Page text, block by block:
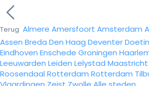
Terug Almere Amersfoort Amsterdam
Assen Breda Den Haag Deventer
Eindhoven Enschede Groningen
Leeuwarden Leiden Lelystad Maastricht
Roosendaal Rotterdam Rotterdam